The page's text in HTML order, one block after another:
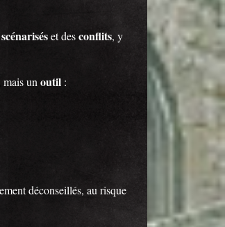
et desconflits, y
mais unoutil :
déconseillés, au risque